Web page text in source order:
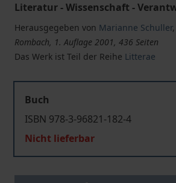
Literatur - Wissenschaft -
Herausgegeben von Marianne Schuller,
Rombach, 1. Auflage 2001, 436 Seiten
Das Werk ist Teil der Reihe Litterae
Buch
ISBN 978-3-96821-182-4
Nicht lieferbar